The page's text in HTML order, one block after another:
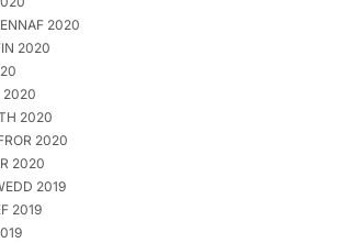
2020
2020
2020
2020
2020
2020
2019
2019